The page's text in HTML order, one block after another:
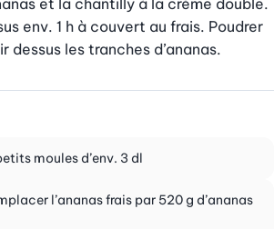
et la chantilly à la crème double.
env. 1 h à couvert au frais. Poudrer
dessus les tranches d’ananas.
moules d’env. 3 dl
l’ananas frais par 520 g d’ananas